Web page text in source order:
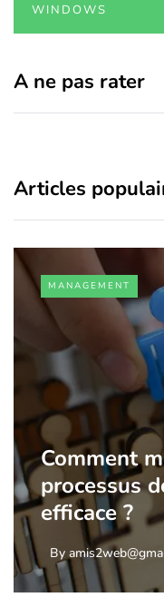
WINDOWS
A ne pas rater
Articles
MANAGEMENT
Comment
processus
efficace ?
By